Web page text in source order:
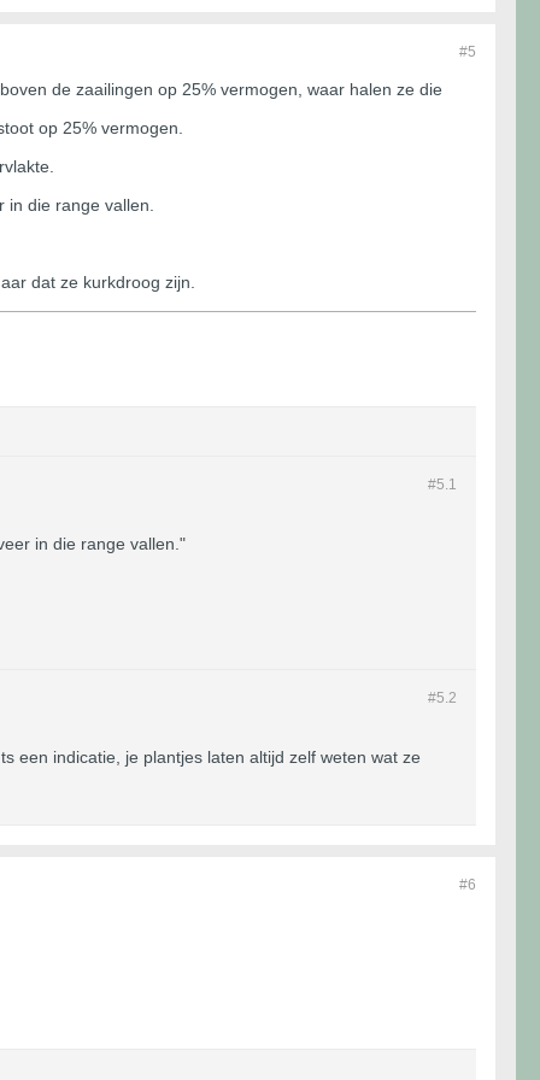
#5
de zaailingen op 25% vermogen, waar halen ze die
op 25% vermogen.
in die range vallen.
dat ze kurkdroog zijn.
#5.1
in die range vallen."
#5.2
een indicatie, je plantjes laten altijd zelf weten wat ze
#6